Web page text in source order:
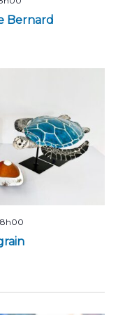
Bernard